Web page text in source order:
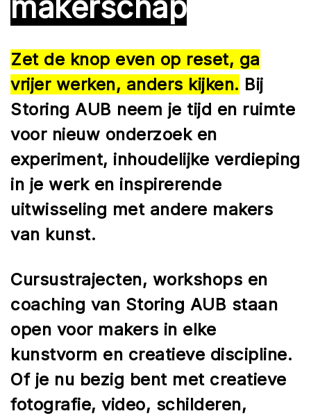
Zet de knop even op reset, ga
vrijer werken, anders kijken. Bij
Storing AUB neem je tijd en ruimte
voor nieuw onderzoek en
experiment, inhoudelijke verdieping
in je werk en inspirerende
uitwisseling met andere makers
van kunst.
Cursustrajecten, workshops en
coaching van Storing AUB staan
open voor makers in elke
kunstvorm en creatieve discipline.
Of je nu bezig bent met creatieve
fotografie, video, schilderen,